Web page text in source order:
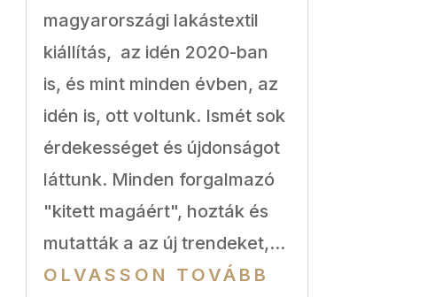
magyarországi lakástextil
kiállítás, az idén 2020-ban
is, és mint minden évben, az
idén is, ott voltunk. Ismét sok
érdekességet és újdonságot
láttunk. Minden forgalmazó
"kitett magáért", hozták és
mutatták a az új trendeket,...
OLVASSON TOVÁBB